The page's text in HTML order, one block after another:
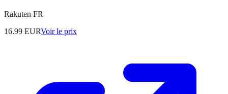
Rakuten FR
16.99 EURVoir le prix